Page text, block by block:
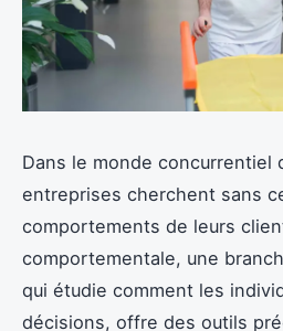
Dans le monde concurrentiel
entreprises cherchent sans
comportements de leurs
comportementale, une
qui étudie comment les
décisions, offre des outils